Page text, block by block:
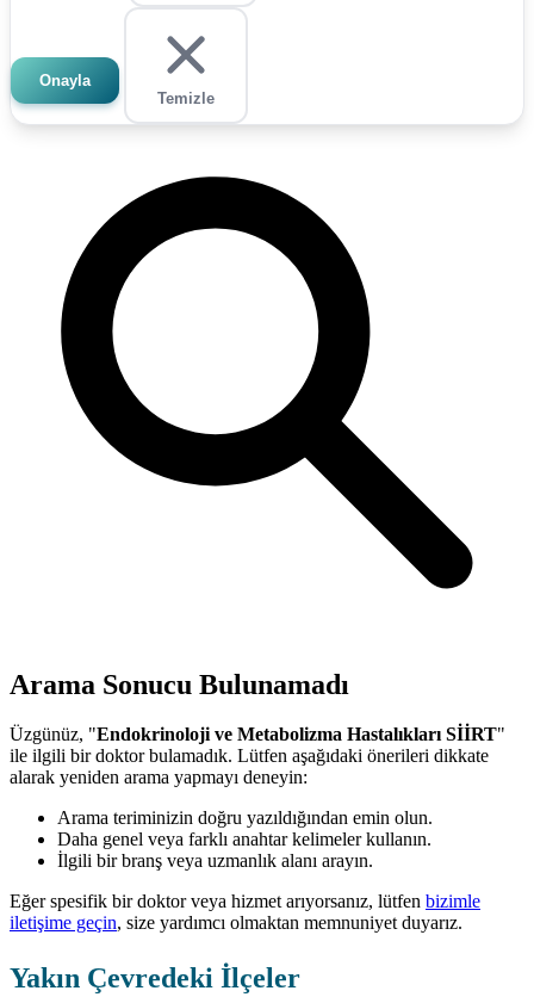
Onayla
Temizle
Arama Sonucu Bulunamadı
Üzgünüz, "Endokrinoloji ve Metabolizma Hastalıkları SİİRT"
ile ilgili bir doktor bulamadık. Lütfen aşağıdaki önerileri dikkate
alarak yeniden arama yapmayı deneyin:
Arama teriminizin doğru yazıldığından emin olun.
Daha genel veya farklı anahtar kelimeler kullanın.
İlgili bir branş veya uzmanlık alanı arayın.
Eğer spesifik bir doktor veya hizmet arıyorsanız, lütfen bizimle
iletişime geçin, size yardımcı olmaktan memnuniyet duyarız.
Yakın Çevredeki İlçeler